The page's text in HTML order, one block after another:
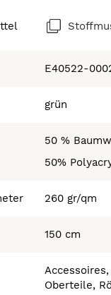
E40522-
grün
50 %
50%
260 gr/qm
150 cm
Oberteile,